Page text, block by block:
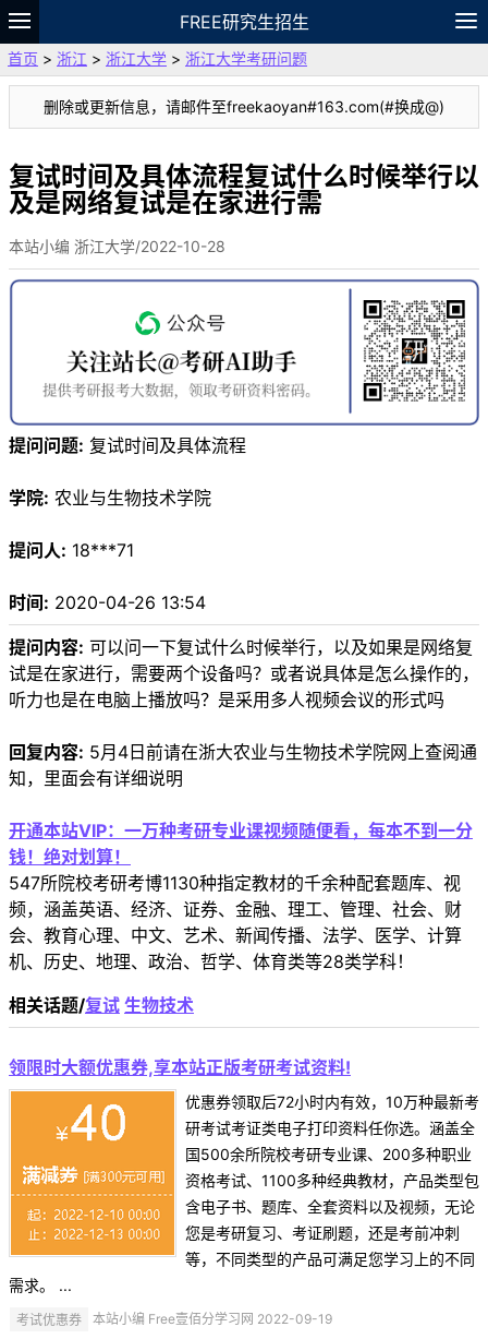
FREE研究生招生
题库
故事 专题 APP 笔记
VIP
资料
首页 > 浙江 > 浙江大学 > 浙江大学考研问题
删除或更新信息，请邮件至freekaoyan#163.com(#换成@)
复试时间及具体流程复试什么时候举行以
及是网络复试是在家进行需
本站小编 浙江大学/2022-10-28
提问问题: 复试时间及具体流程
学院: 农业与生物技术学院
提问人: 18***71
时间: 2020-04-26 13:54
提问内容: 可以问一下复试什么时候举行，以及如果是网络复
试是在家进行，需要两个设备吗？或者说具体是怎么操作的，
听力也是在电脑上播放吗？是采用多人视频会议的形式吗
回复内容: 5月4日前请在浙大农业与生物技术学院网上查阅通
知，里面会有详细说明
开通本站VIP：一万种考研专业课视频随便看，每本不到一分
钱！绝对划算！
547所院校考研考博1130种指定教材的千余种配套题库、视
频，涵盖英语、经济、证券、金融、理工、管理、社会、财
会、教育心理、中文、艺术、新闻传播、法学、医学、计算
机、历史、地理、政治、哲学、体育类等28类学科！
相关话题/复试 生物技术
领限时大额优惠券,享本站正版考研考试资料!
优惠券领取后72小时内有效，10万种最新考
研考试考证类电子打印资料任你选。涵盖全
国500余所院校考研专业课、200多种职业
资格考试、1100多种经典教材，产品类型包
含电子书、题库、全套资料以及视频，无论
您是考研复习、考证刷题，还是考前冲刺
等，不同类型的产品可满足您学习上的不同
需求。 ...
考试优惠券 本站小编 Free壹佰分学习网 2022-09-19